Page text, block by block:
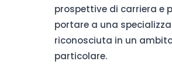
prospettive di carriera e
portare a una
riconosciuta in un
particolare.